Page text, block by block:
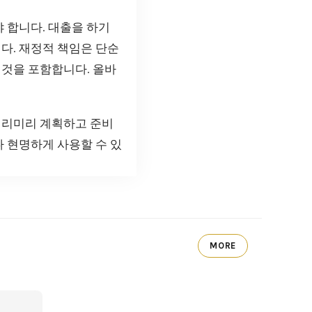
합니다. 대출을 하기
. 재정적 책임은 단순
을 포함합니다. 올바
미리 계획하고 준비
현명하게 사용할 수 있
MORE